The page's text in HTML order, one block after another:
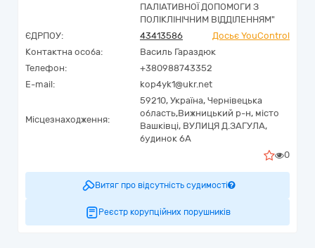
ПАЛІАТИВНОЇ ДОПОМОГИ З
ПОЛІКЛІНІЧНИМ ВІДДІЛЕННЯМ"
ЄДРПОУ:
43413586
Досьє YouControl
Контактна особа:
Василь Гараздюк
Телефон:
+380988743352
E-mail:
kop4yk1@ukr.net
Місцезнаходження:
59210, Україна, Чернівецька
область,Вижницький р-н, місто
Вашківці, ВУЛИЦЯ Д.ЗАГУЛА,
будинок 6А
0
Витяг про відсутність судимості
Реєстр корупційних порушників